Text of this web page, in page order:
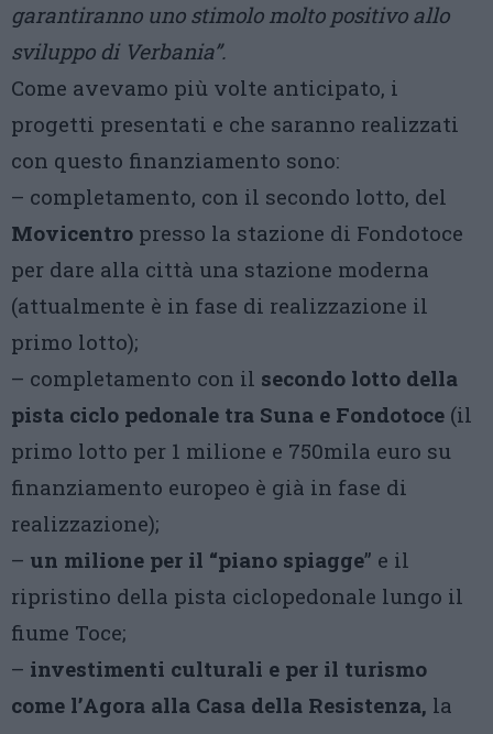
garantiranno uno stimolo molto positivo allo
sviluppo di Verbania”.
Come avevamo più volte anticipato, i
progetti presentati e che saranno realizzati
con questo finanziamento sono:
– completamento, con il secondo lotto, del
Movicentro presso la stazione di Fondotoce
per dare alla città una stazione moderna
(attualmente è in fase di realizzazione il
primo lotto);
– completamento con il secondo lotto della
pista ciclo pedonale tra Suna e Fondotoce (il
primo lotto per 1 milione e 750mila euro su
finanziamento europeo è già in fase di
realizzazione);
– un milione per il “piano spiagge” e il
ripristino della pista ciclopedonale lungo il
fiume Toce;
– investimenti culturali e per il turismo
come l’Agora alla Casa della Resistenza, la